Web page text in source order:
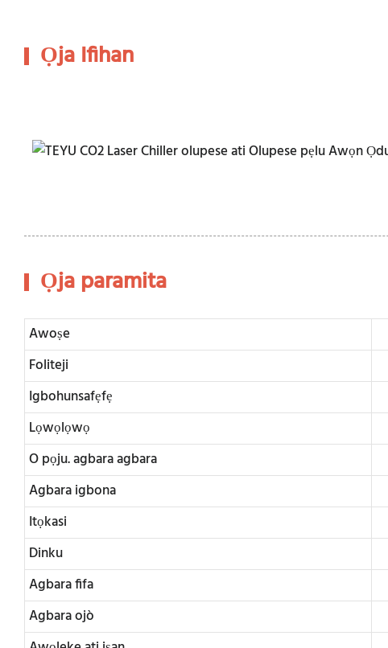
Ọja Ifihan
Ọja paramita
Awoṣe
Foliteji
Igbohunsafẹfẹ
Lọwọlọwọ
O pọju. agbara agbara
Agbara igbona
Itọkasi
Dinku
Agbara fifa
Agbara ojò